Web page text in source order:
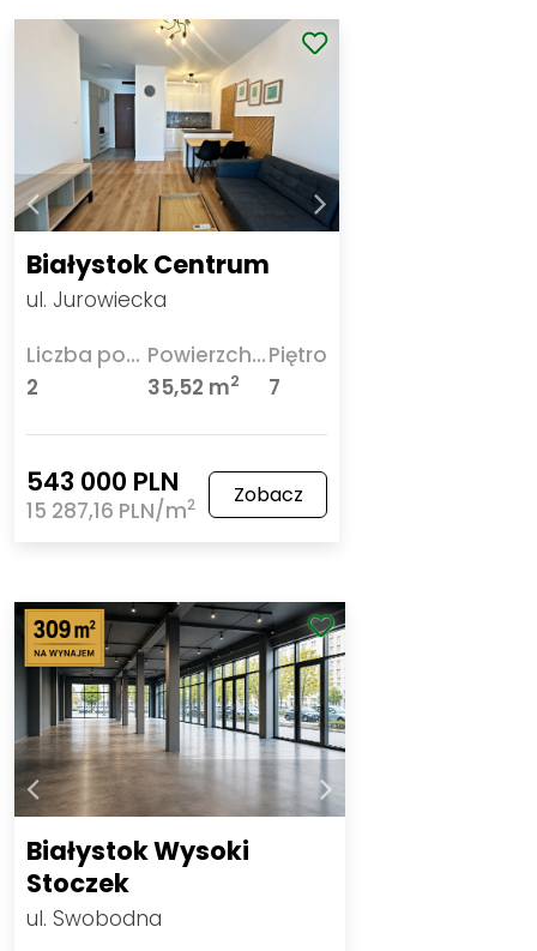
Białystok Centrum
ul. Jurowiecka
Liczba pokoi
2
Powierzchnia
35,52 m2
Piętro
7
543 000 PLN
15 287,16 PLN/m2 Zobacz
Białystok Wysoki
Stoczek
ul. Swobodna